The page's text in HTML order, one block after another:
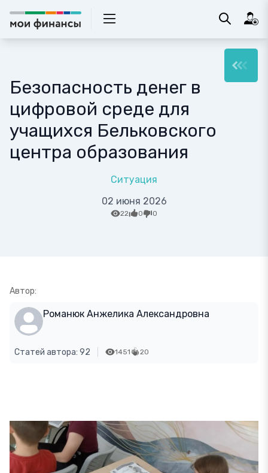
Безопасность денег в
цифровой среде для
учащихся Бельковского
центра образования
Ситуация
02 июня 2026
22 0 0
Автор:
Романюк Анжелика Александровна
Статей автора: 92 1451 20